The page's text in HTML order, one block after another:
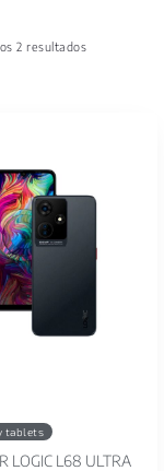
2 resultados
tablets
LOGIC L68 ULTRA